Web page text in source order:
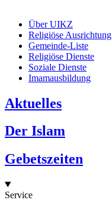
Über UIKZ
Religiöse Ausrichtung
Gemeinde-Liste
Religiöse Dienste
Soziale Dienste
Imamausbildung
Aktuelles
Der Islam
Gebetszeiten
Service